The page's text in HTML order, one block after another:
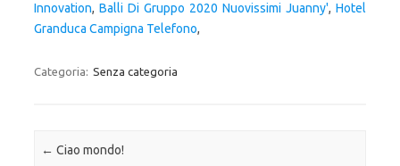
Innovation, Balli Di Gruppo 2020 Nuovissimi Juanny', Hotel
Granduca Campigna Telefono,
Categoria: Senza categoria
Navigazione articolo
← Ciao mondo!